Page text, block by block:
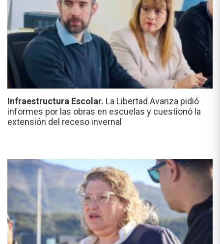
Infraestructura Escolar. La Libertad Avanza pidió
informes por las obras en escuelas y cuestionó la
extensión del receso invernal